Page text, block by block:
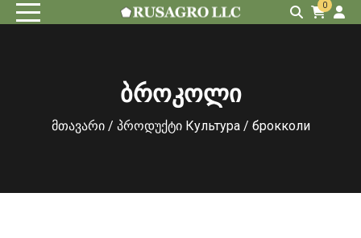
0
ბროკოლი
მთავარი/ პროდუქტი Культура / брокколи